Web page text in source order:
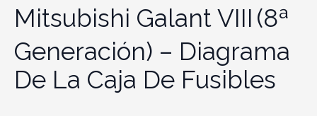
Mitsubishi Galant VIII (8ª
Generación) – Diagrama
De La Caja De Fusibles